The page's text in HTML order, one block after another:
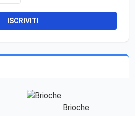
ISCRIVITI
Brioche